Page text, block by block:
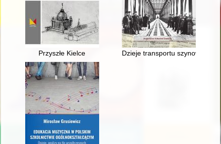
Przyszłe Kielce Dzieje transportu szynowego